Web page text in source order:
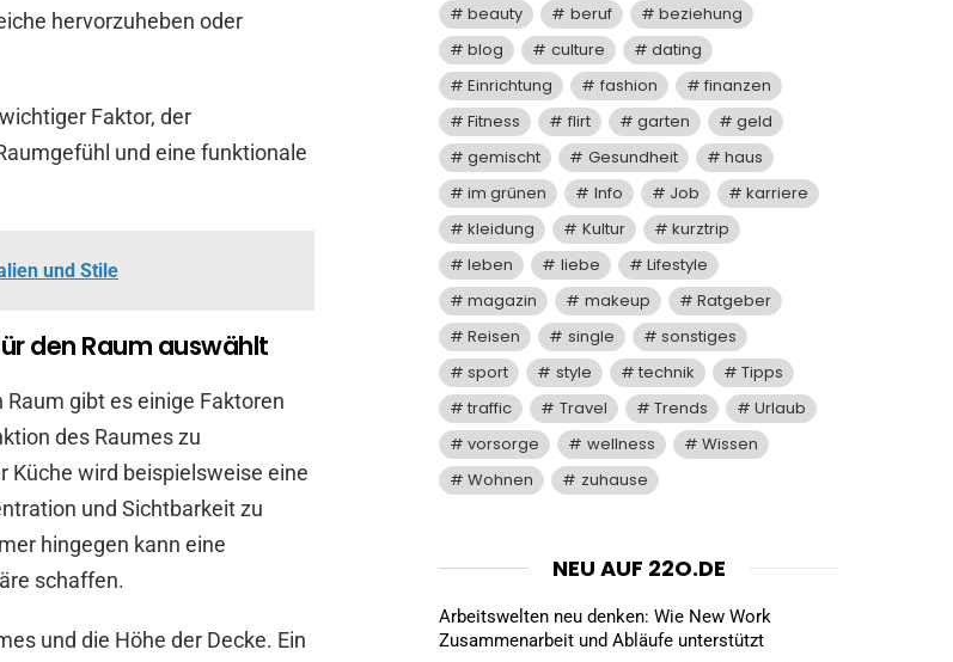
hervorzuheben oder
Faktor, der
und eine funktionale
und Stile
den Raum auswählt
gibt es einige Faktoren
des Raumes zu
Küche wird beispielsweise eine
und Sichtbarkeit zu
hingegen kann eine
schaffen.
und die Höhe der Decke. Ein
beauty beruf
beziehung
blog
culture
dating
Einrichtung
fashion
finanzen
Fitness
flirt garten
geld
gemischt
Gesundheit
haus
im grünen
Info Job
karriere
kleidung
Kultur
kurztrip
leben
liebe
Lifestyle
magazin
makeup
Ratgeber
Reisen
single
sonstiges
sport
style technik
Tipps
traffic
Travel Trends
Urlaub
vorsorge
wellness
Wissen
Wohnen
zuhause
NEU AUF 22O.DE
Arbeitswelten neu denken: Wie New Work
Zusammenarbeit und Abläufe unterstützt